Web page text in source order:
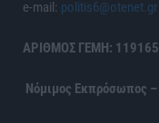
e-mail: politis6@otenet.gr
ΑΡΙΘΜΟΣ ΓΕΜΗ:
Νόμιμος Εκπρόσωπος